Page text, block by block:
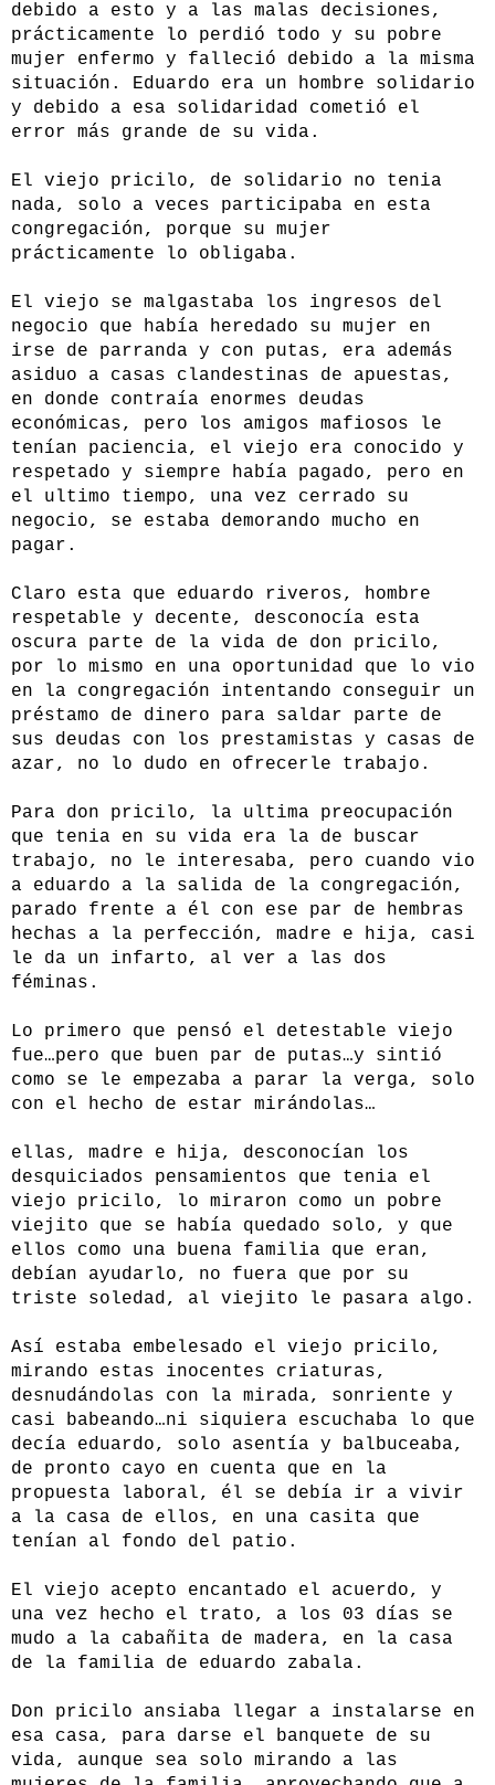
debido a esto y a las malas decisiones,
prácticamente lo perdió todo y su pobre
mujer enfermo y falleció debido a la misma
situación. Eduardo era un hombre solidario
y debido a esa solidaridad cometió el
error más grande de su vida.
El viejo pricilo, de solidario no tenia
nada, solo a veces participaba en esta
congregación, porque su mujer
prácticamente lo obligaba.
El viejo se malgastaba los ingresos del
negocio que había heredado su mujer en
irse de parranda y con putas, era además
asiduo a casas clandestinas de apuestas,
en donde contraía enormes deudas
económicas, pero los amigos mafiosos le
tenían paciencia, el viejo era conocido y
respetado y siempre había pagado, pero en
el ultimo tiempo, una vez cerrado su
negocio, se estaba demorando mucho en
pagar.
Claro esta que eduardo riveros, hombre
respetable y decente, desconocía esta
oscura parte de la vida de don pricilo,
por lo mismo en una oportunidad que lo vio
en la congregación intentando conseguir un
préstamo de dinero para saldar parte de
sus deudas con los prestamistas y casas de
azar, no lo dudo en ofrecerle trabajo.
Para don pricilo, la ultima preocupación
que tenia en su vida era la de buscar
trabajo, no le interesaba, pero cuando vio
a eduardo a la salida de la congregación,
parado frente a él con ese par de hembras
hechas a la perfección, madre e hija, casi
le da un infarto, al ver a las dos
féminas.
Lo primero que pensó el detestable viejo
fue…pero que buen par de putas…y sintió
como se le empezaba a parar la verga, solo
con el hecho de estar mirándolas…
ellas, madre e hija, desconocían los
desquiciados pensamientos que tenia el
viejo pricilo, lo miraron como un pobre
viejito que se había quedado solo, y que
ellos como una buena familia que eran,
debían ayudarlo, no fuera que por su
triste soledad, al viejito le pasara algo.
Así estaba embelesado el viejo pricilo,
mirando estas inocentes criaturas,
desnudándolas con la mirada, sonriente y
casi babeando…ni siquiera escuchaba lo que
decía eduardo, solo asentía y balbuceaba,
de pronto cayo en cuenta que en la
propuesta laboral, él se debía ir a vivir
a la casa de ellos, en una casita que
tenían al fondo del patio.
El viejo acepto encantado el acuerdo, y
una vez hecho el trato, a los 03 días se
mudo a la cabañita de madera, en la casa
de la familia de eduardo zabala.
Don pricilo ansiaba llegar a instalarse en
esa casa, para darse el banquete de su
vida, aunque sea solo mirando a las